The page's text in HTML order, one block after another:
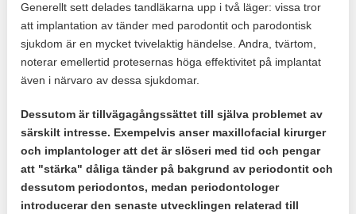
Generellt sett delades tandläkarna upp i två läger: vissa tror
att implantation av tänder med parodontit och parodontisk
sjukdom är en mycket tvivelaktig händelse. Andra, tvärtom,
noterar emellertid protesernas höga effektivitet på implantat
även i närvaro av dessa sjukdomar.
Dessutom är tillvägagångssättet till själva problemet av
särskilt intresse. Exempelvis anser maxillofacial kirurger
och implantologer att det är slöseri med tid och pengar
att "stärka" dåliga tänder på bakgrund av periodontit och
dessutom periodontos, medan periodontologer
introducerar den senaste utvecklingen relaterad till